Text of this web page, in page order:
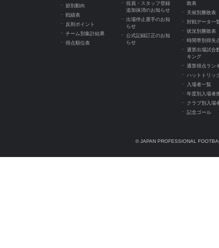
節別動向
戦績表
反則ポイント
チーム別集計結果
得点順位表
役員・スタッフ登録
追加抹消のお知らせ
出場停止選手のお知
らせ
公式記録訂正のお知
らせ
敗表
天候別勝敗表
対戦データ一
状況別勝敗表
時間帯別得失
通算出場試合
キング
通算得点ラン
ハットトリッ
入場者一覧
年度別入場者
クラブ別入場
記念ゴール
© JAPAN PROFESSIONAL